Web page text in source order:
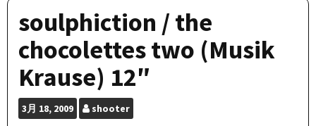
soulphiction / the
chocolettes two (Musik
Krause) 12″
3月 18, 2009 shooter